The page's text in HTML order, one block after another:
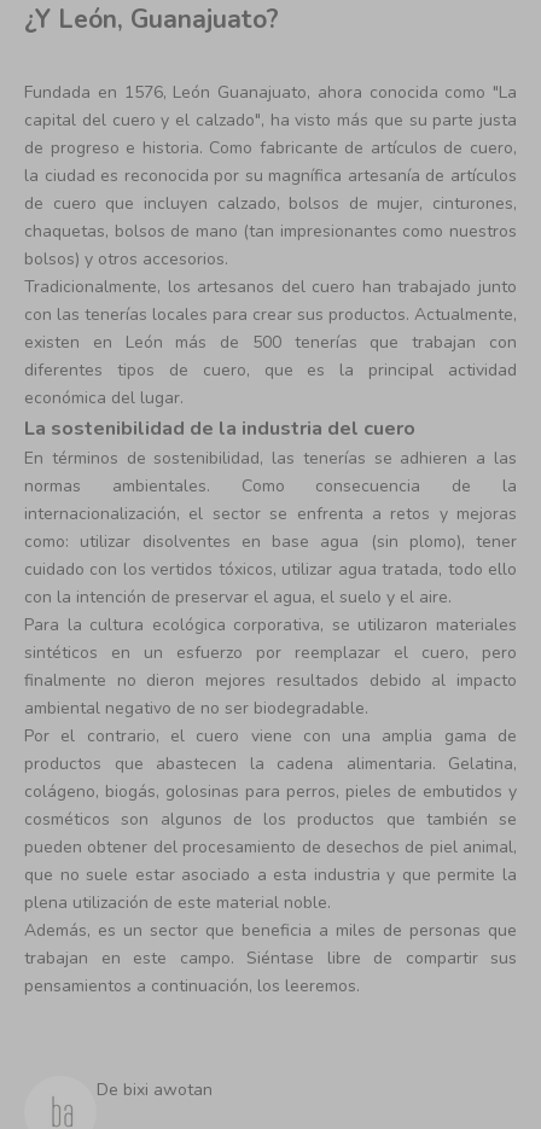
¿Y León, Guanajuato?
Fundada en 1576, León Guanajuato, ahora conocida como "La
capital del cuero y el calzado", ha visto más que su parte justa
de progreso e historia. Como fabricante de artículos de cuero,
la ciudad es reconocida por su magnífica artesanía de artículos
de cuero que incluyen calzado, bolsos de mujer, cinturones,
chaquetas, bolsos de mano (tan impresionantes como nuestros
bolsos) y otros accesorios.
Tradicionalmente, los artesanos del cuero han trabajado junto
con las tenerías locales para crear sus productos. Actualmente,
existen en León más de 500 tenerías que trabajan con
diferentes tipos de cuero, que es la principal actividad
económica del lugar.
La sostenibilidad de la industria del cuero
En términos de sostenibilidad, las tenerías se adhieren a las
normas ambientales. Como consecuencia de la
internacionalización, el sector se enfrenta a retos y mejoras
como: utilizar disolventes en base agua (sin plomo), tener
cuidado con los vertidos tóxicos, utilizar agua tratada, todo ello
con la intención de preservar el agua, el suelo y el aire.
Para la cultura ecológica corporativa, se utilizaron materiales
sintéticos en un esfuerzo por reemplazar el cuero, pero
finalmente no dieron mejores resultados debido al impacto
ambiental negativo de no ser biodegradable.
Por el contrario, el cuero viene con una amplia gama de
productos que abastecen la cadena alimentaria. Gelatina,
colágeno, biogás, golosinas para perros, pieles de embutidos y
cosméticos son algunos de los productos que también se
pueden obtener del procesamiento de desechos de piel animal,
que no suele estar asociado a esta industria y que permite la
plena utilización de este material noble.
Además, es un sector que beneficia a miles de personas que
trabajan en este campo. Siéntase libre de compartir sus
pensamientos a continuación, los leeremos.
De bixi awotan